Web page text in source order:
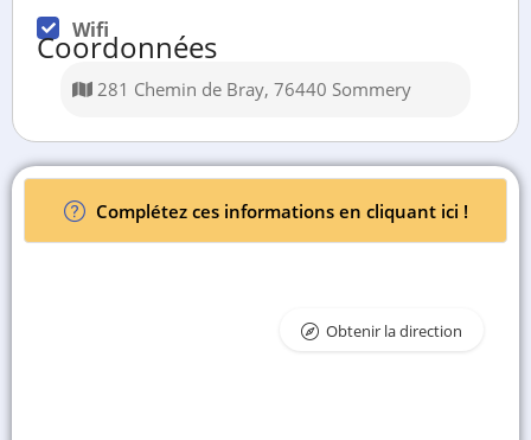
Wifi
Coordonnées
281 Chemin de Bray, 76440 Sommery
Complétez ces informations en cliquant ici !
Obtenir la direction